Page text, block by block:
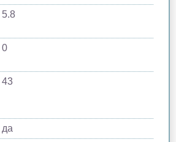
5.8
0
43
да